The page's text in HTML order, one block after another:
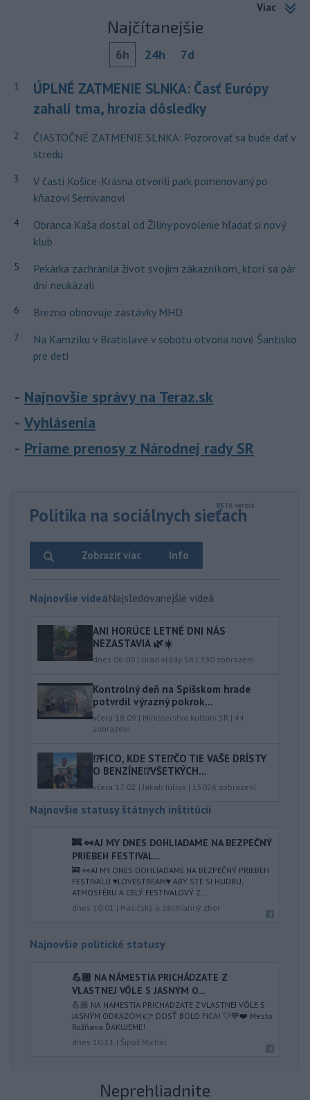
Viac
Najčítanejšie
6h 24h 7d
1
ÚPLNÉ ZATMENIE SLNKA: Časť Európy
zahalí tma, hrozia dôsledky
2
ČIASTOČNÉ ZATMENIE SLNKA: Pozorovať sa bude dať v
stredu
3
V časti Košice-Krásna otvorili park pomenovaný po
kňazovi Semivanovi
4
Obranca Kaša dostal od Žiliny povolenie hľadať si nový
klub
5
Pekárka zachránila život svojim zákazníkom, ktorí sa pár
dní neukázali
6 Brezno obnovuje zastávky MHD
7
Na Kamzíku v Bratislave v sobotu otvoria nové Šantisko
pre deti
Najnovšie správy na Teraz.sk
Vyhlásenia
Priame prenosy z Národnej rady SR
Politika na sociálnych sieťach
Info
Zobraziť viac
Najnovšie videáNajsledovanejšie videá
ANI HORÚCE LETNÉ DNI NÁS
NEZASTAVIA 🌿☀️
dnes 06:00 | Úrad vlády SR | 330 zobrazení
Kontrolný deň na Spišskom hrade
potvrdil výrazný pokrok...
včera 18:09 | Ministerstvo kultúry SR | 44
zobrazení
⁉️FICO, KDE STE⁉️ČO TIE VAŠE DRÍSTY
O BENZÍNE⁉️VŠETKÝCH...
včera 17:02 |Jakab Július | 15026 zobrazení
Najnovšie statusy štátnych inštitúcií
🚒 👀AJ MY DNES DOHLIADAME NA BEZPEČNÝ
PRIEBEH FESTIVAL...
🚒 👀AJ MY DNES DOHLIADAME NA BEZPEČNÝ PRIEBEH
FESTIVALU ♥️LOVESTREAM♥️ ABY STE SI HUDBU,
ATMOSFÉRU A CELÝ FESTIVALOVÝ Z...
dnes 10:01 | Hasičský a záchranný zbor
Najnovšie politické statusy
💪🏼 NA NÁMESTIA PRICHÁDZATE Z
VLASTNEJ VÔLE S JASNÝM O...
💪🏼 NA NÁMESTIA PRICHÁDZATE Z VLASTNEJ VÔLE S
JASNÝM ODKAZOM 👉 DOSŤ BOLO FICA! 🤍💙❤️ Mesto
Rožňava ĎAKUJEME!
dnes 10:11 | Šipoš Michal
Neprehliadnite